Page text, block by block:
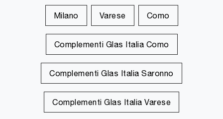
Milano Varese Como
Complementi Glas Italia Como
Complementi Glas Italia Saronno
Complementi Glas Italia Varese